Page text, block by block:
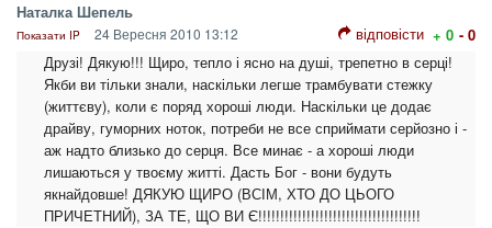
Наталка Шепель
Показати IP 24 Вересня 2010 13:12 відповісти + 0 - 0
Друзі! Дякую!!! Щиро, тепло і ясно на душі, трепетно в серці!
Якби ви тільки знали, наскільки легше трамбувати стежку
(життєву), коли є поряд хороші люди. Наскільки це додає
драйву, гуморних ноток, потреби не все сприймати серйозно і -
аж надто близько до серця. Все минає - а хороші люди
лишаються у твоєму житті. Дасть Бог - вони будуть
якнайдовше! ДЯКУЮ ЩИРО (ВСІМ, ХТО ДО ЦЬОГО
ПРИЧЕТНИЙ), ЗА ТЕ, ЩО ВИ Є!!!!!!!!!!!!!!!!!!!!!!!!!!!!!!!!!!!!!